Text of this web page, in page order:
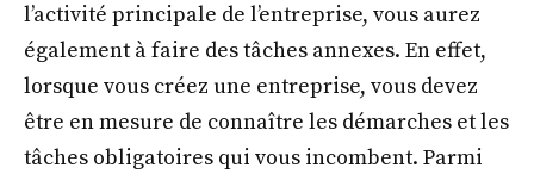
l’activité principale de l’entreprise, vous aurez
également à faire des tâches annexes. En effet,
lorsque vous créez une entreprise, vous devez
être en mesure de connaître les démarches et les
tâches obligatoires qui vous incombent. Parmi